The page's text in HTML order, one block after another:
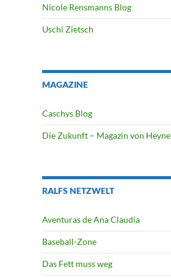
Nicole Rensmanns Blog
Uschi Zietsch
MAGAZINE
Caschys Blog
Die Zukunft – Magazin von Heyne
RALFS NETZWELT
Aventuras de Ana Claudia
Baseball-Zone
Das Fett muss weg